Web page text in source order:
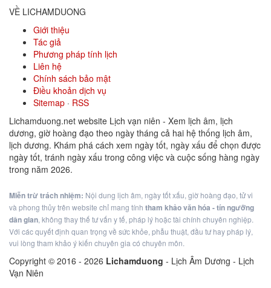
VỀ LICHAMDUONG
Giới thiệu
Tác giả
Phương pháp tính lịch
Liên hệ
Chính sách bảo mật
Điều khoản dịch vụ
Sitemap · RSS
Lichamduong.net website Lịch vạn niên - Xem lịch âm, lịch
dương, giờ hoàng đạo theo ngày tháng cả hai hệ thống lịch âm,
lịch dương. Khám phá cách xem ngày tốt, ngày xấu để chọn được
ngày tốt, tránh ngày xấu trong công việc và cuộc sống hàng ngày
trong năm 2026.
Miễn trừ trách nhiệm: Nội dung lịch âm, ngày tốt xấu, giờ hoàng đạo, tử vi
và phong thủy trên website chỉ mang tính tham khảo văn hóa - tín ngưỡng
dân gian, không thay thế tư vấn y tế, pháp lý hoặc tài chính chuyên nghiệp.
Với các quyết định quan trọng về sức khỏe, phẫu thuật, đầu tư hay pháp lý,
vui lòng tham khảo ý kiến chuyên gia có chuyên môn.
Copyright © 2016 - 2026 Lichamduong - Lịch Âm Dương - Lịch
Vạn Niên